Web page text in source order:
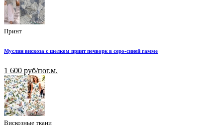
Принт
Муслин вискоза с шелком принт печворк в серо-синей гамме
1 600 руб/пог.м.
Вискозные ткани